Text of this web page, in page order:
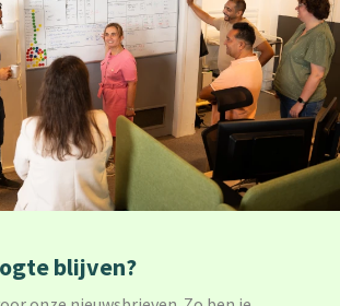
blijven?